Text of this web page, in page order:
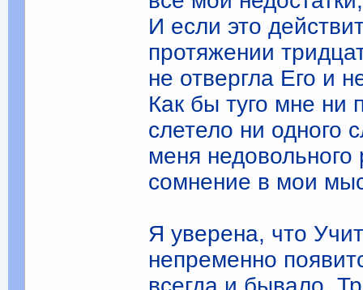
И если это
протяжении
не отвергла Его и
Как бы туго мне ни
слетело ни одного
меня недовольного
сомнение в мои
Я уверена, что
непременно